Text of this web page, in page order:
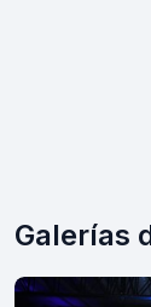
Galerías